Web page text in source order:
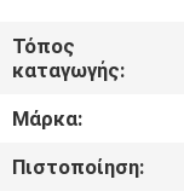
ΕΜΕΊΣ
ΓΎΡΟΣ
Τόπος
καταγωγής:
Μάρκα:
Πιστοποίηση: